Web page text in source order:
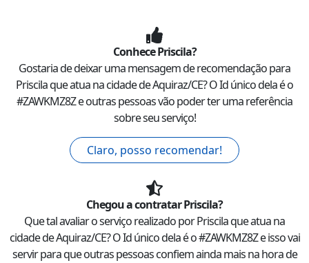
ConhecePriscila?
Gostaria de deixar uma mensagem de recomendação para
Priscilaque atua na cidade deAquiraz/CE? O Id único dela é o
#ZAWKMZ8Ze outras pessoas vão poder ter uma referência
sobre seu serviço!
Claro, posso recomendar!
Chegou a contratarPriscila?
Que tal avaliar o serviço realizado porPriscilaque atua na
cidade deAquiraz/CE? O Id único dela é o #ZAWKMZ8Ze isso vai
servir para que outras pessoas confiem ainda mais na hora de